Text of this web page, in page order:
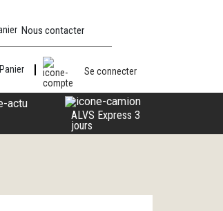
Nous contacter
Panier Se connecter
ALVS Express 3
jours